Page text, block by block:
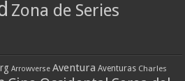
Zona de Series
Arrowverse Aventura Aventuras Charles